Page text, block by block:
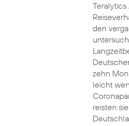
Teralytics
den
zehn
leicht
reisten